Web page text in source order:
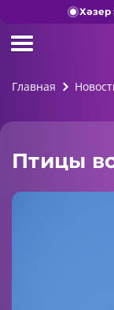
Хәзер
Главная
Птицы